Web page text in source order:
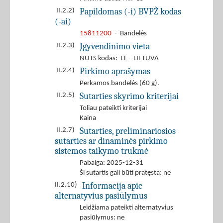
II.2.2)
Papildomas (-i) BVPŽ kodas
(-ai)
15811200 - Bandelės
II.2.3)
Įgyvendinimo vieta
NUTS kodas: LT - LIETUVA
II.2.4)
Pirkimo aprašymas
Perkamos bandelės (60 g).
II.2.5)
Sutarties skyrimo kriterijai
Toliau pateikti kriterijai
Kaina
II.2.7)
Sutarties, preliminariosios
sutarties ar dinaminės pirkimo
sistemos taikymo trukmė
Pabaiga: 2025-12-31
Ši sutartis gali būti pratęsta: ne
II.2.10)
Informacija apie
alternatyvius pasiūlymus
Leidžiama pateikti alternatyvius
pasiūlymus: ne